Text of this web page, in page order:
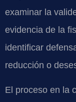
examinar la
evidencia de la
identificar
reducción o
El proceso en la